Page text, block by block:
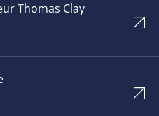
Thomas Clay